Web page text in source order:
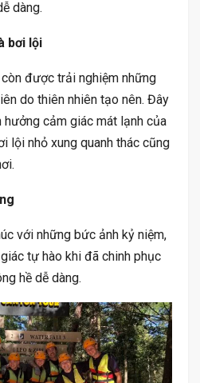
dàng.
bơi lội
được trải nghiệm những
do thiên nhiên tạo nên. Đây
hưởng cảm giác mát lạnh của
lội nhỏ xung quanh thác cũng
với những bức ảnh kỷ niệm,
tự hào khi đã chinh phục
hề dễ dàng.